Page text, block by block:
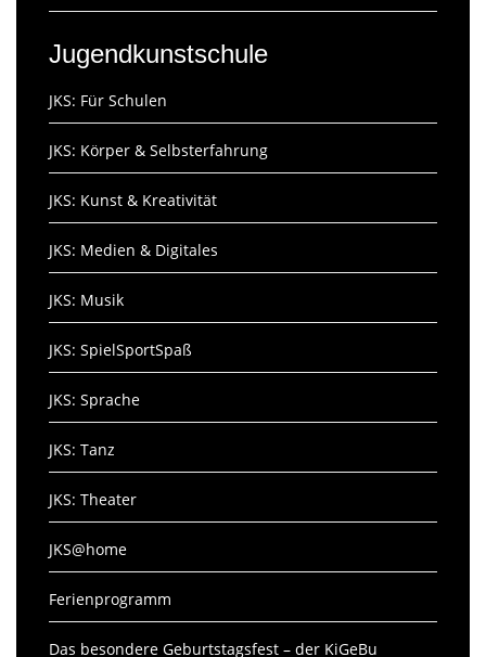
Jugendkunstschule
JKS: Für Schulen
JKS: Körper & Selbsterfahrung
JKS: Kunst & Kreativität
JKS: Medien & Digitales
JKS: Musik
JKS: SpielSportSpaß
JKS: Sprache
JKS: Tanz
JKS: Theater
JKS@home
Ferienprogramm
Das besondere Geburtstagsfest – der KiGeBu